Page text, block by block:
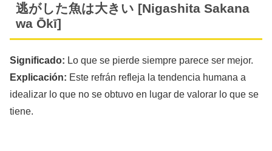
逃がした魚は大きい [Nigashita Sakana
wa Ōkī]
Significado: Lo que se pierde siempre parece ser mejor.
Explicación: Este refrán refleja la tendencia humana a
idealizar lo que no se obtuvo en lugar de valorar lo que se
tiene.